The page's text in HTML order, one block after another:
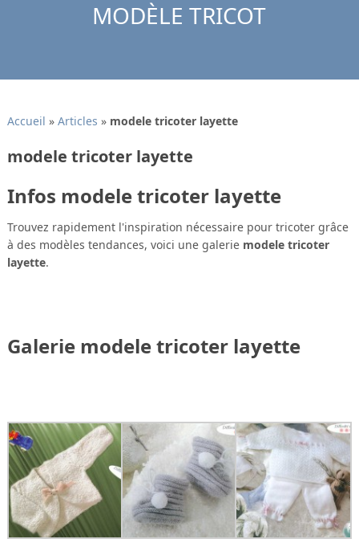
MODÈLE TRICOT
Accueil » Articles » modele tricoter layette
modele tricoter layette
Infos modele tricoter layette
Trouvez rapidement l'inspiration nécessaire pour tricoter grâce
à des modèles tendances, voici une galerie modele tricoter
layette.
Galerie modele tricoter layette